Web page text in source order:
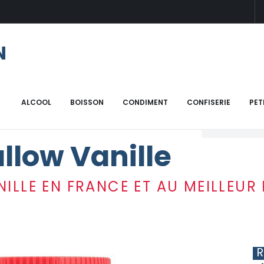
ALCOOL BOISSON CONDIMENT CONFISERIE
Vanille
EN FRANCE ET AU MEILLEUR